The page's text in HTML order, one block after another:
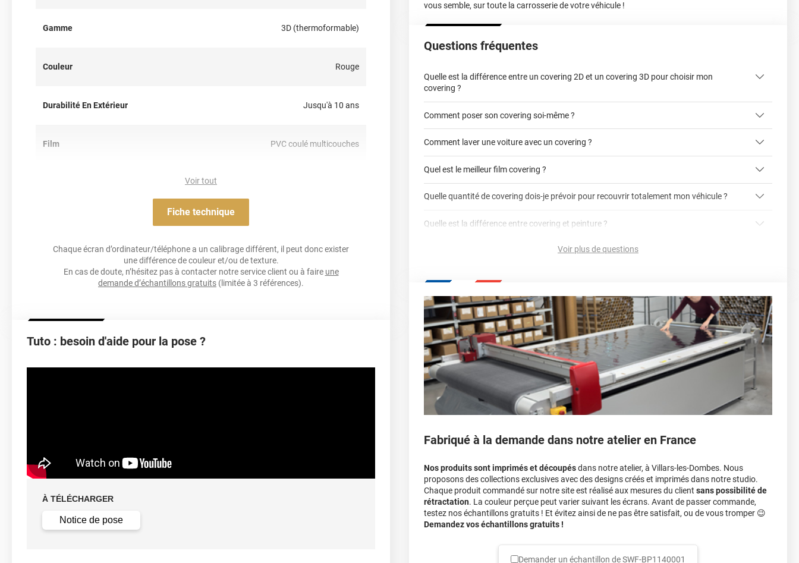
il est conseillé dans la pose de covering sur tout type de surface, planes à très courbées ! Il
comme
Gamme 3D (thermoformable)
Couleur Rouge
Durabilité En Extérieur Jusqu'à 10 ans
Film PVC coulé multicouches
Résistance À L'humidité
Température D'application
Type De Pose
Dépose
Voir tout
Fiche technique
Chaque écran d’ordinateur/téléphone a un calibrage différent, il peut donc exister
une différence de couleur et/ou de texture.
En cas de doute, n’hésitez pas à contacter notre service client ou à faire une
demande d’échantillons gratuits (limitée à 3 références).
Tuto : besoin d'aide pour la pose ?
À TÉLÉCHARGER
Notice de pose
vous semble, sur toute la carrosserie de votre véhicule !
Questions fréquentes
Quelle est la différence entre un covering 2D et un covering 3D pour choisir mon
covering ?
covering 2D
Comment poser son covering soi-même ?
Comment laver une voiture avec un covering ?
en cliquant ici
Quel est le meilleur film covering ?
covering 3D
Quelle quantité de covering dois-je prévoir pour recouvrir totalement mon véhicule ?
calculateur total covering
parechoc arrière, en passant par le toit.)
Multipliez ce résultat par 3.
conseillers commerciaux
Quelle est la différence entre covering et peinture ?
Le covering peut s'enlever à tout moment
Le covering revient moins cher
Est-il possible de retirer un covering ?
Quel covering choisir pour une voiture complète ?
covering 3D
calculateur
Voir plus de questions
Fabriqué à la demande dans notre atelier en France
Nos produits sont imprimés et découpésdans notre atelier, à Villars-les-Dombes. Nous
proposons des collections exclusives avec des designs créés et imprimés dans notre studio.
Chaque produit commandé sur notre site est réalisé aux mesures du client sans possibilité de
rétractation. La couleur perçue peut varier suivant les écrans. Avant de passer commande,
testez nos échantillons gratuits ! Et évitez ainsi de ne pas être satisfait, ou de vous tromper 😉
Demandez vos échantillons gratuits !
Demander un échantillon deSWF-BP1140001